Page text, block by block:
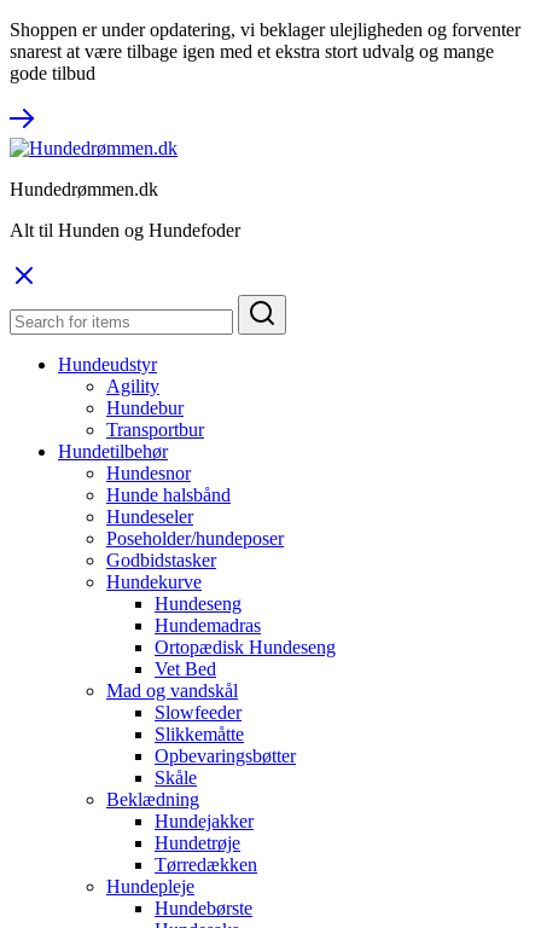
Shoppen er under opdatering, vi beklager ulejligheden og forventer
snarest at være tilbage igen med et ekstra stort udvalg og mange
gode tilbud
Hundedrømmen.dk
Alt til Hunden og Hundefoder
Hundeudstyr
Agility
Hundebur
Transportbur
Hundetilbehør
Hundesnor
Hunde halsbånd
Hundeseler
Poseholder/hundeposer
Godbidstasker
Hundekurve
Hundeseng
Hundemadras
Ortopædisk Hundeseng
Vet Bed
Mad og vandskål
Slowfeeder
Slikkemåtte
Opbevaringsbøtter
Skåle
Beklædning
Hundejakker
Hundetrøje
Tørredækken
Hundepleje
Hundebørste